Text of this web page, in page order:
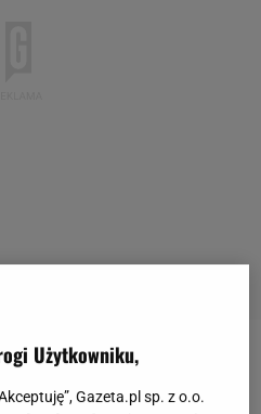
miesiącach Iga
na kortachRolanda
Użytkowniku,
Gazeta.pl sp. z o.o.